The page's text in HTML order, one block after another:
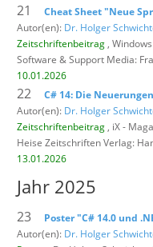
21
Cheat Sheet "Neue
Autor(en): Dr. Holger
Zeitschriftenbeitrag ,
Software & Support Media:
10.01.2026
22
C# 14: Die
Autor(en): Dr. Holger
Zeitschriftenbeitrag , iX -
Heise Zeitschriften Verlag:
13.01.2026
Jahr 2025
23
Poster "C# 14.0 und
Autor(en): Dr. Holger